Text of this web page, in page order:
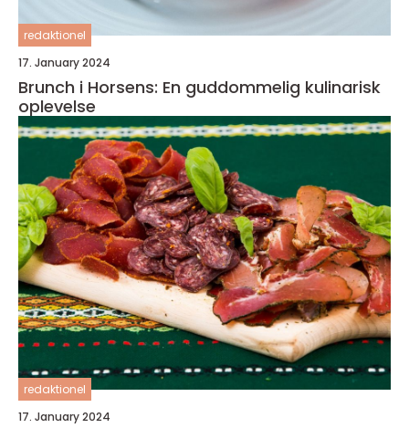
redaktionel
17. January 2024
Brunch i Horsens: En guddommelig kulinarisk
oplevelse
redaktionel
17. January 2024